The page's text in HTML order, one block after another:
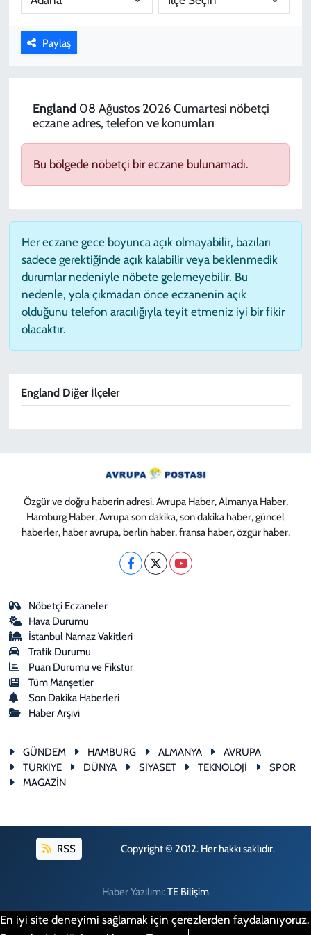
Paylaş
England08 Ağustos 2026 Cumartesi nöbetçi
eczane adres, telefon ve konumları
Bu bölgede nöbetçi bir eczane bulunamadı.
Her eczane gece boyunca açık olmayabilir, bazıları
sadece gerektiğinde açık kalabilir veya beklenmedik
durumlar nedeniyle nöbete gelemeyebilir. Bu
nedenle, yola çıkmadan önce eczanenin açık
olduğunu telefon aracılığıyla teyit etmeniz iyi bir fikir
olacaktır.
England Diğer İlçeler
Özgür ve doğru haberin adresi. Avrupa Haber, Almanya Haber,
Hamburg Haber, Avrupa son dakika, son dakika haber, güncel
haberler, haber avrupa, berlin haber, fransa haber, özgür haber,
Nöbetçi Eczaneler
Hava Durumu
İstanbul Namaz Vakitleri
Trafik Durumu
Puan Durumu ve Fikstür
Tüm Manşetler
Son Dakika Haberleri
Haber Arşivi
GÜNDEM HAMBURG ALMANYA
AVRUPA
TÜRKIYE
DÜNYA SİYASET TEKNOLOJİ
SPOR
MAGAZİN
RSS Copyright © 2012. Her hakkı saklıdır.
Haber Yazılımı:TE Bilişim
En iyi site deneyimi sağlamak için çerezlerden faydalanıyoruz.